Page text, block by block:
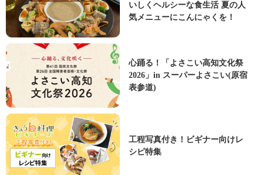
いしくヘルシーな食生活 夏の人
気メニューにこんにゃくを！
心踊る！「よさこい高知文化祭
2026」in スーパーよさこい(原宿
表参道)
工程写真付き！ビギナー向けレ
シピ特集